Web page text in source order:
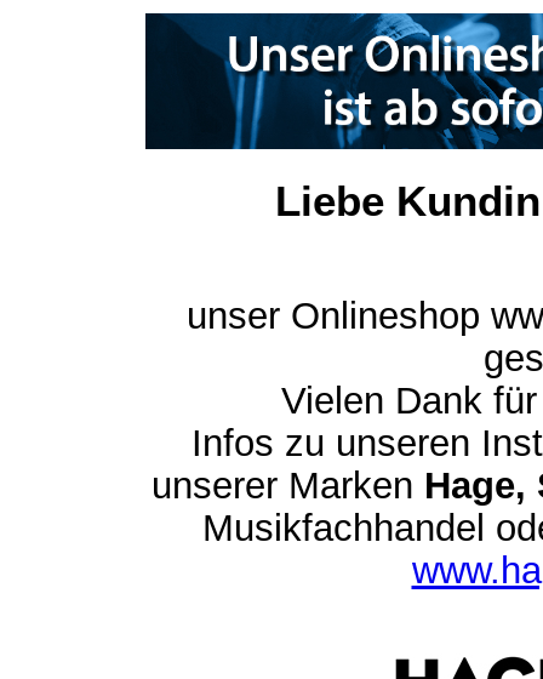
Liebe
unser Onlineshop
Vielen Dank
Infos zu unseren
unserer Marken Hage,
Musikfachhandel